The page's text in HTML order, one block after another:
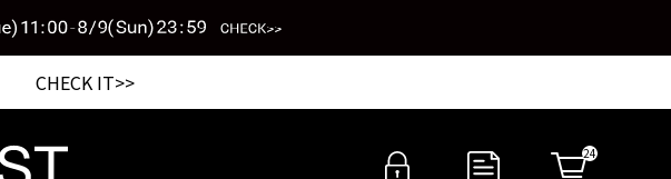
CHECK IT>>
Site here. >>
24